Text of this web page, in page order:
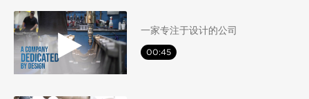
一家专注于设计的公司
00:45